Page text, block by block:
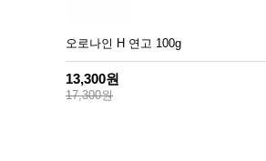
오로나인 H 연고 100g
13,300원
17,300원